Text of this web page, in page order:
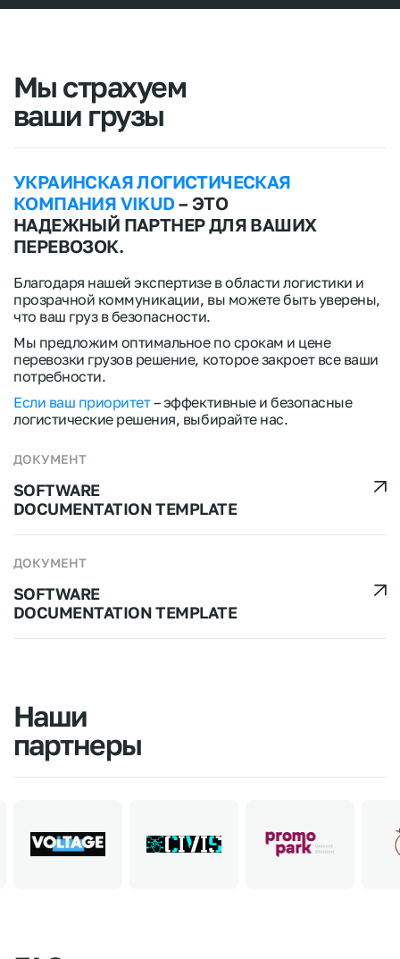
Мы страхуем
ваши грузы
УКРАИНСКАЯ ЛОГИСТИЧЕСКАЯ
КОМПАНИЯ VIKUD– ЭТО
НАДЕЖНЫЙ ПАРТНЕР ДЛЯ ВАШИХ
ПЕРЕВОЗОК.
Благодаря нашей экспертизе в области логистики и
прозрачной коммуникации, вы можете быть уверены,
что ваш груз в безопасности.
Мы предложим оптимальное по срокам и цене
перевозки грузов решение, которое закроет все ваши
потребности.
Если ваш приоритет– эффективные и безопасные
логистические решения, выбирайте нас.
ДОКУМЕНТ
SOFTWARE
DOCUMENTATION TEMPLATE
ДОКУМЕНТ
SOFTWARE
DOCUMENTATION TEMPLATE
Наши
партнеры